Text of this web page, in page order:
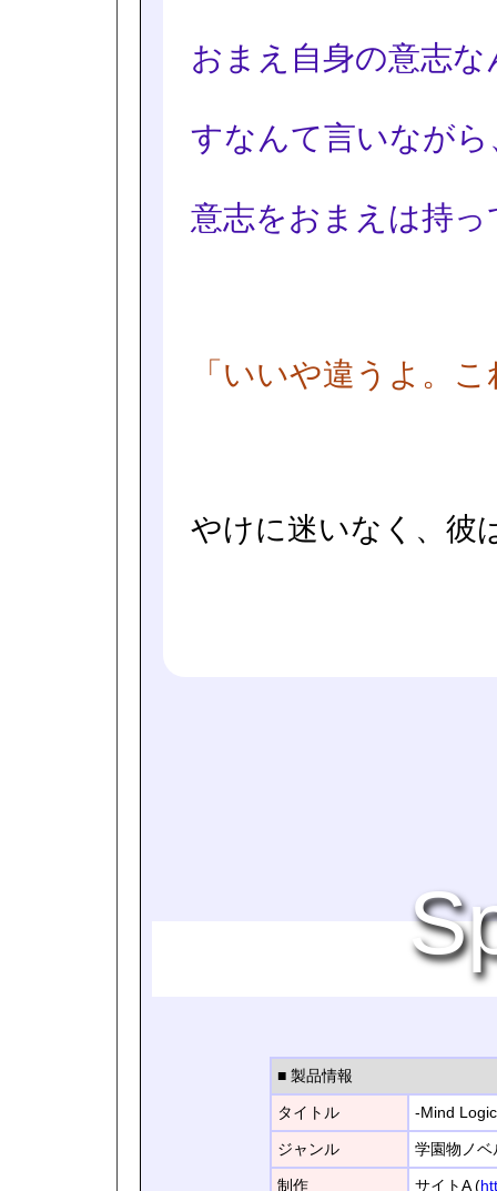
おまえ自身の意志
すなんて言いなが
意志をおまえは持
「いいや違うよ。
やけに迷いなく、彼
■ 製品情報
タイトル -Mind
ジャンル 学園物ノベ
制作 サイトA (